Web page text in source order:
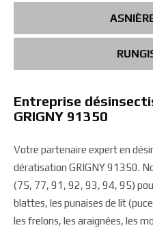
Entreprise
GRIGNY 91350
Votre partenaire expert en
dératisation GRIGNY 91350.
(75, 77, 91, 92, 93, 94, 95)
blattes, les punaises de lit
les frelons, les araignées, les